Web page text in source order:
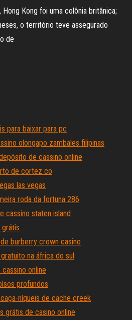
Kong foi uma colônia britânica;
o território teve assegurado
de
para baixar para pc
olongapo zambales filipinas
de cassino online
de cortez co
las vegas
roda da fortuna 286
cassino staten island
burberry crown casino
na áfrica do sul
online
profundos
níqueis de cache creek
grátis de casino online